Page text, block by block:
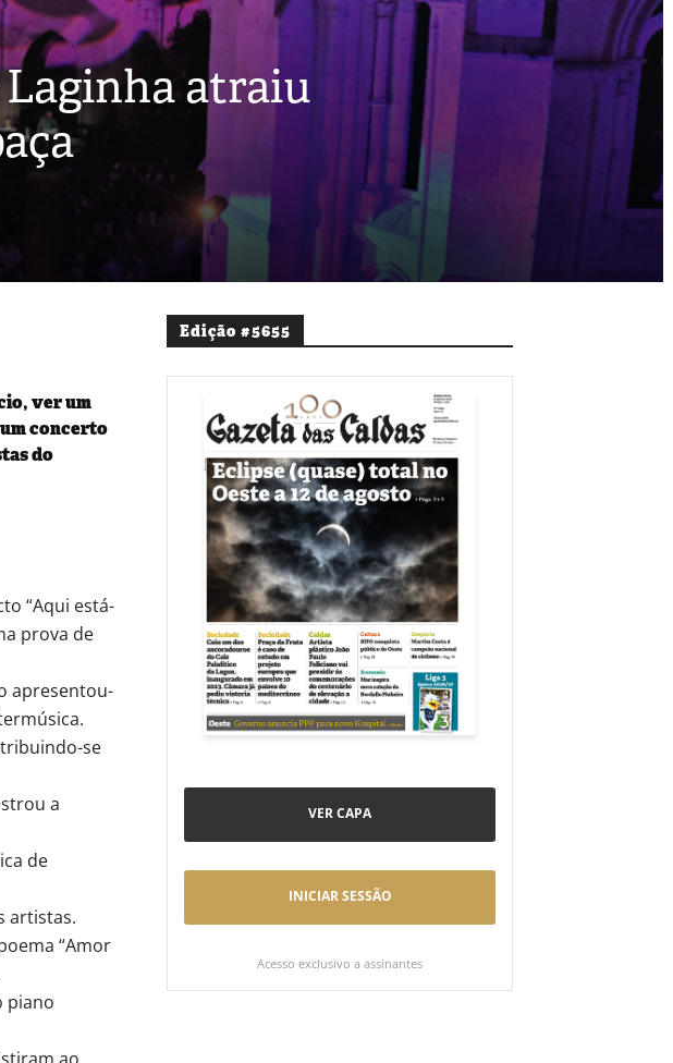
Laginha atraiu
ver um
concerto
do
“Aqui está-
prova de
apresentou-
se
a
de
artistas.
“Amor
piano
Edição #5655
VER CAPA
INICIAR SESSÃO
Acesso exclusivo a assinantes